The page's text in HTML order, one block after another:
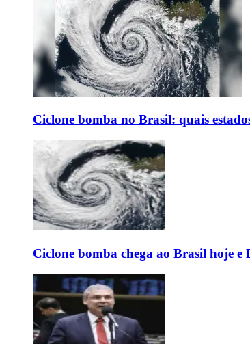
Ciclone bomba no Brasil: quais
Ciclone bomba chega ao Brasil hoje